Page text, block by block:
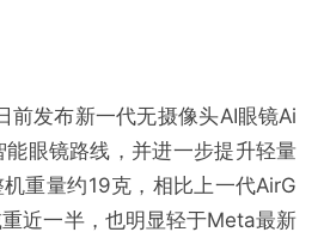
前发布新一代无摄像头AI眼镜Ai
眼镜路线，并进一步提升轻量
重量约19克，相比上一代AirG
近一半，也明显轻于Meta最新